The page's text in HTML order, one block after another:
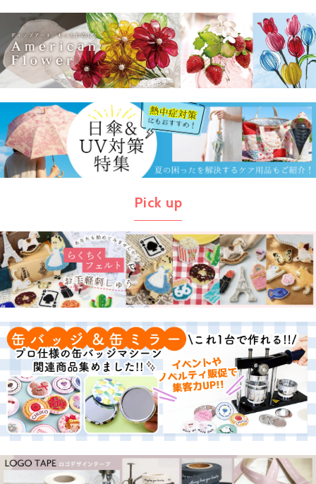
Pick up